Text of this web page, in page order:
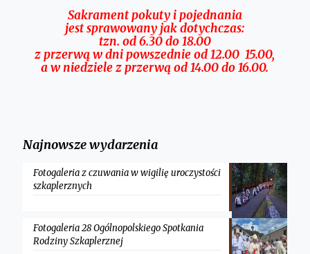
Sakrament pokuty i pojednania
jest sprawowany jak dotychczas:
tzn. od 6.30 do 18.00
z przerwą w dni powszednie od 12.00 15.00,
a w niedziele z przerwą od 14.00 do 16.00.
Najnowsze wydarzenia
Fotogaleria z czuwania w wigilię uroczystości
szkaplerznych
Fotogaleria 28 Ogólnopolskiego Spotkania
Rodziny Szkaplerznej